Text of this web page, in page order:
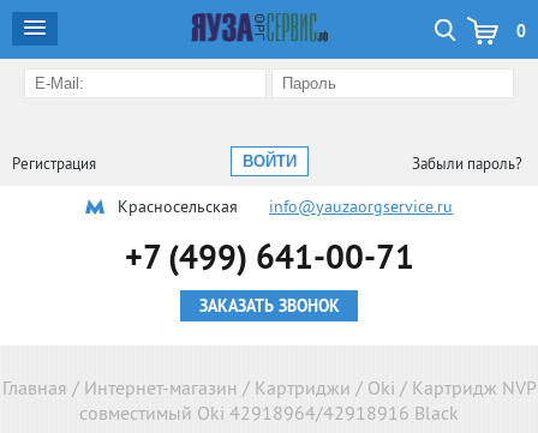
0
Забыли пароль?
Регистрация
Красносельская info@yauzaorgservice.ru
+7 (499) 641-00-71
ЗАКАЗАТЬ ЗВОНОК
Главная / Интернет-магазин / Картриджи / Oki / Картридж NVP
совместимый Oki 42918964/42918916 Black